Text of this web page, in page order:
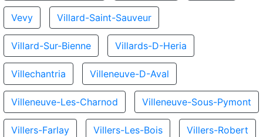
Vevy Villard-Saint-Sauveur
Villard-Sur-Bienne Villards-D-Heria
Villechantria Villeneuve-D-Aval
Villeneuve-Les-Charnod Villeneuve-Sous-Pymont
Villers-Farlay Villers-Les-Bois Villers-Robert